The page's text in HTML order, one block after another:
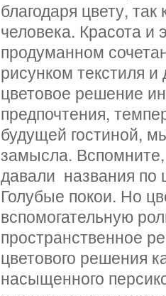
благодаря цвету,
человека. Красота и
продуманном
рисунком текстиля
цветовое решение
предпочтения,
будущей гостиной,
замысла.
давали названия по
Голубые покои. Но
вспомогательную
пространственное
цветового решения
насыщенного